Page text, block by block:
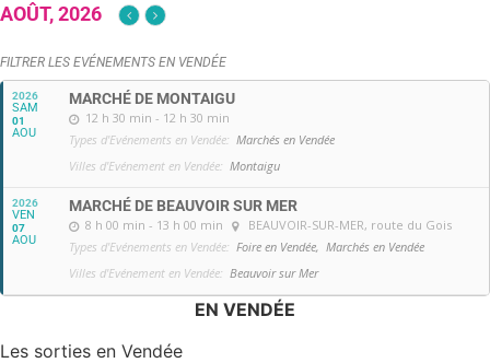
AOÛT, 2026
FILTRER LES EVÉNEMENTS EN VENDÉE
2026
SAM
01
AOU
MARCHÉ DE MONTAIGU
12 h 30 min - 12 h 30 min
Types d'Evénements en Vendée: Marchés en Vendée
Villes d'Evénement en Vendée: Montaigu
2026
VEN
07
AOU
MARCHÉ DE BEAUVOIR SUR MER
8 h 00 min - 13 h 00 min BEAUVOIR-SUR-MER, route du Gois
Types d'Evénements en Vendée: Foire en Vendée, Marchés en Vendée
Villes d'Evénement en Vendée: Beauvoir sur Mer
EN VENDÉE
Les sorties en Vendée